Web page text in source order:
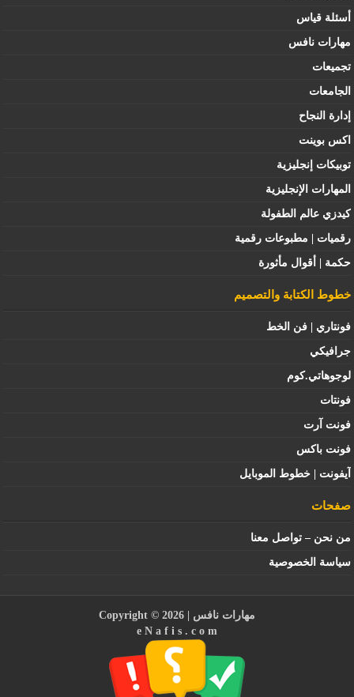
أسئلة قياس
مهارات نافس
تجميعات
الجامعات
إدارة النجاح
اكس بوينت
توبيكات إنجليزية
المهارات الإنجليزية
كيدزي عالم الطفولة
رقميات | مطبوعات رقمية
حكمة | أقوال مأثورة
خطوط الكتابة والتصميم
فونتاري | فن الخط
جرافيكي
لوجوهاتي.كوم
فونتات
فونت آرت
فونت باكس
آيفونت | خطوط الموبايل
صفحات
من نحن – تواصل معنا
سياسة الخصوصية
مهارات نافس
e N a f i s . c o m